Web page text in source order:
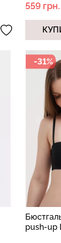
559 грн.
-31%
push-up
Бесшовный
бретелях
279 грн. 399 грн.